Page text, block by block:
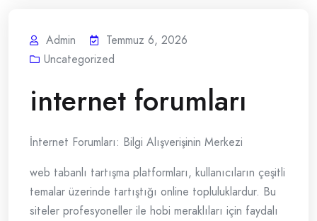
Admin
Temmuz 6, 2026
Uncategorized
internet forumları
İnternet Forumları: Bilgi Alışverişinin Merkezi
web tabanlı tartışma platformları, kullanıcıların çeşitli
temalar üzerinde tartıştığı online topluluklardur. Bu
siteler profesyoneller ile hobi meraklıları için faydalı